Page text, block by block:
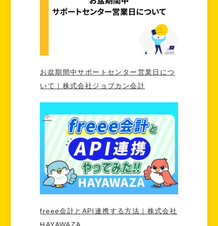
お盆期間中サポートセンター営業日につ
いて｜株式会社ジョブカン会計
freee会計とAPI連携する方法｜株式会社